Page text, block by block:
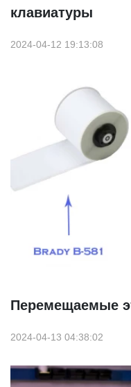
клавиатуры
2024-04-12 19:13:08
Перемещаемые
2024-04-13 04:38:02